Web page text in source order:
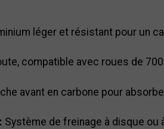
léger et résistant pour un
compatible avec roues de
avant en carbone pour
Système de freinage à disque ou